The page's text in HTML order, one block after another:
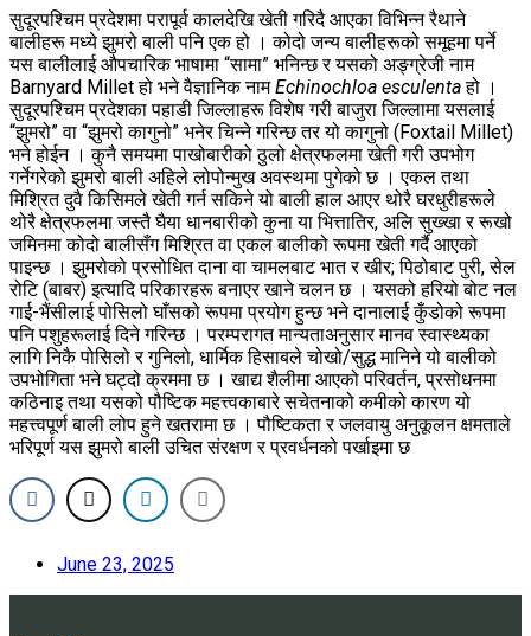
सुदूरपश्चिम प्रदेशमा परापूर्व कालदेखि खेती गरिदै आएका विभिन्न रैथाने
बालीहरू मध्ये झुमरो बाली पनि एक हो । कोदो जन्य बालीहरूको समूहमा पर्ने
यस बालीलाई औपचारिक भाषामा “सामा” भनिन्छ र यसको अङ्ग्रेजी नाम
Barnyard Millet हो भने वैज्ञानिक नामEchinochloa esculentaहो ।
सुदूरपश्चिम प्रदेशका पहाडी जिल्लाहरू विशेष गरी बाजुरा जिल्लामा यसलाई
“झुमरो” वा “झुमरो कागुनो” भनेर चिन्ने गरिन्छ तर यो कागुनो (Foxtail Millet)
भने होईन । कुनै समयमा पाखोबारीको ठुलो क्षेत्रफलमा खेती गरी उपभोग
गर्नेगरेको झुमरो बाली अहिले लोपोन्मुख अवस्थमा पुगेको छ । एकल तथा
मिश्रित दुवै किसिमले खेती गर्न सकिने यो बाली हाल आएर थोरै घरधुरीहरूले
थोरै क्षेत्रफलमा जस्तै घैया धानबारीको कुना या भित्तातिर, अलि सुख्खा र रूखो
जमिनमा कोदो बालीसँग मिश्रित वा एकल बालीको रूपमा खेती गर्दै आएको
पाइन्छ । झुमरोको प्रसोधित दाना वा चामलबाट भात र खीर; पिठोबाट पुरी, सेल
रोटि (बाबर) इत्यादि परिकारहरू बनाएर खाने चलन छ । यसको हरियो बोट नल
गाई-भैंसीलाई पोसिलो घाँसको रूपमा प्रयोग हुन्छ भने दानालाई कुँडोको रूपमा
पनि पशुहरूलाई दिने गरिन्छ । परम्परागत मान्यताअनुसार मानव स्वास्थ्यका
लागि निकै पोसिलो र गुनिलो, धार्मिक हिसाबले चोखो/सुद्ध मानिने यो बालीको
उपभोगिता भने घट्दो क्रममा छ । खाद्य शैलीमा आएको परिवर्तन, प्रसोधनमा
कठिनाइ तथा यसको पौष्टिक महत्त्वकाबारे सचेतनाको कमीको कारण यो
महत्त्वपूर्ण बाली लोप हुने खतरामा छ । पौष्टिकता र जलवायु अनुकूलन क्षमताले
भरिपूर्ण यस झुमरो बाली उचित संरक्षण र प्रवर्धनको पर्खाइमा छ
June 23, 2025